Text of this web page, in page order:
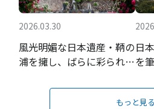
2026.03.30
風光明媚な日本遺産・鞆の
浦を擁し、ばらに彩られる
日
を
もっと見る